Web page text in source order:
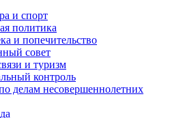
и спорт
политика
и попечительство
совет
и туризм
контроль
делам несовершеннолетних